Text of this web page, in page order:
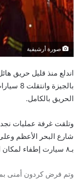
صورة أرشيفية
اندلع منذ قليل حريق
الحريق بالكامل.
وتلقت غرفة عمليات
شارع البحر الأعظم
بـ٨ سيارت إطفاء لمكان الحريق.
وتم فرض كردون أمنى